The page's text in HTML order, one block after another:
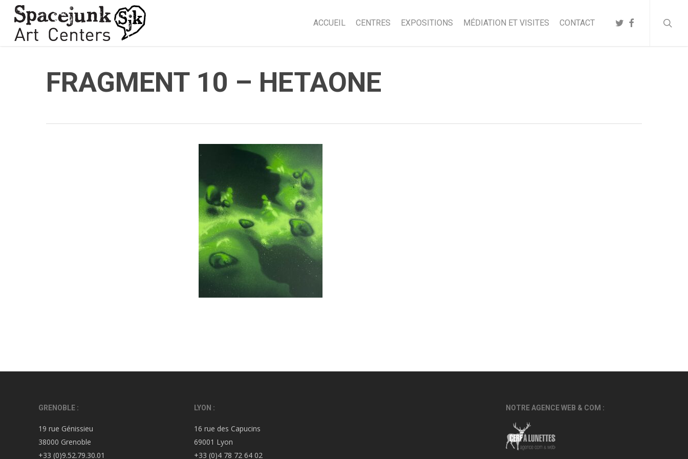
ACCUEIL CENTRES EXPOSITIONS MÉDIATION ET VISITES CONTACT TWITTER
FACEBOOK
FRAGMENT 10 – HETAONE
GRENOBLE :
19 rue Génissieu
38000 Grenoble
+33 (0)9.52.79.30.01
LYON :
16 rue des Capucins
69001 Lyon
+33 (0)4 78 72 64 02
NOTRE AGENCE WEB & COM :